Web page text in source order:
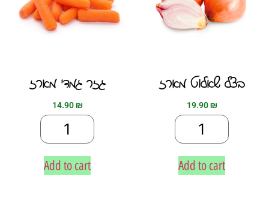
גזר גמדי מארז
14.90₪
Add to cart
בצל שאלוט מארז
19.90₪
Add to cart